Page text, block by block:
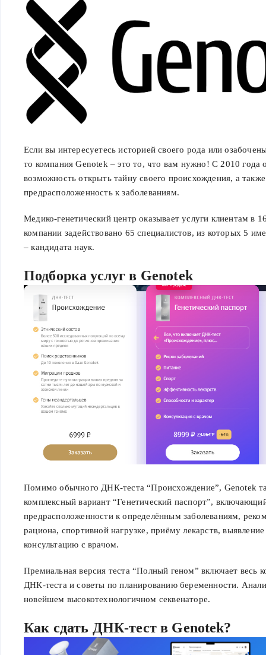
Если вы интересуетесь историей своего рода или
то компания Genotek – это то, что вам нужно! С 2010 года
возможность открыть тайну своего происхождения, а
предрасположенность к заболеваниям.
Медико-генетический центр оказывает услуги клиентам в
компании задействовано 65 специалистов, из которых 5
– кандидата наук.
Подборка услуг в Genotek
Помимо обычного ДНК-теста “Происхождение”, Genotek
комплексный вариант “Генетический паспорт”,
предрасположенности к определённым заболеваниям,
рациона, спортивной нагрузке, приёму лекарств,
консультацию с врачом.
Премиальная версия теста “Полный геном” включает весь
ДНК-теста и советы по планированию беременности.
новейшем высокотехнологичном секвенаторе.
Как сдать ДНК-тест в Genotek?